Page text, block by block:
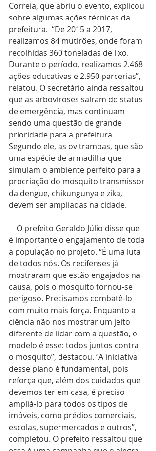
Correia, que abriu o evento, explicou
sobre algumas ações técnicas da
prefeitura.  “De 2015 a 2017,
realizamos 84 mutirões, onde foram
recolhidas 360 toneladas de lixo.
Durante o período, realizamos 2.468
ações educativas e 2.950 parcerias”,
relatou. O secretário ainda ressaltou
que as arboviroses saíram do status
de emergência, mas continuam
sendo uma questão de grande
prioridade para a prefeitura.
Segundo ele, as ovitrampas, que são
uma espécie de armadilha que
simulam o ambiente perfeito para a
procriação do mosquito transmissor
da dengue, chikungunya e zika,
devem ser ampliadas na cidade.
é importante o engajamento de toda
a população no projeto. “É uma luta
de todos nós. Os recifenses já
mostraram que estão engajados na
causa, pois o mosquito tornou-se
perigoso. Precisamos combatê-lo
com muito mais força. Enquanto a
ciência não nos mostrar um jeito
diferente de lidar com a questão, o
modelo é esse: todos juntos contra
o mosquito”, destacou. “A iniciativa
desse plano é fundamental, pois
reforça que, além dos cuidados que
devemos ter em casa, é preciso
ampliá-lo para todos os tipos de
imóveis, como prédios comerciais,
escolas, supermercados e outros”,
completou. O prefeito ressaltou que